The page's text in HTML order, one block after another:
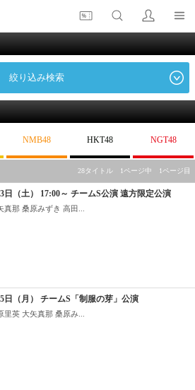
絞り込み検索
NMB48 HKT48 NGT48
28タイトル 1ページ中 1ページ目
日（土） 17:00～ チームS公演 遠方限定公演
真那 桑原みずき 高田...
日（月） チームS「制服の芽」公演
里英 大矢真那 桑原み...